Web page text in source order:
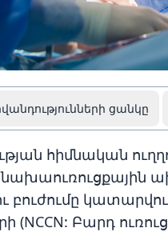
ցանկը
հիմնական
(NCCN: Բարդ